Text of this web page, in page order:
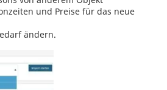
und Preise für das neue
ändern.